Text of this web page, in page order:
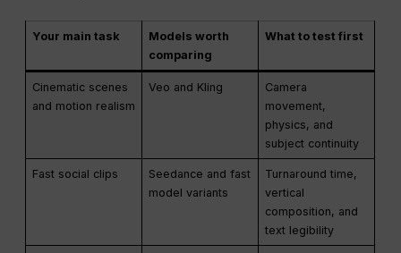
Your main task
Models worth
comparing
What to test first
Cinematic scenes
and motion realism
Veo and Kling
Camera
movement,
physics, and
subject continuity
Fast social clips
Seedance and fast
model variants
Turnaround time,
vertical
composition, and
text legibility